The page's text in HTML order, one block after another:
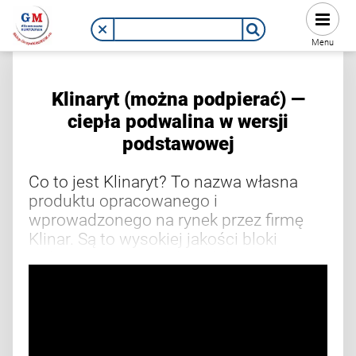
Menu
Klinaryt (można podpierać) —
ciepła podwalina w wersji
podstawowej
Co to jest Klinaryt? To nazwa własna
produktu opracowanego i
wprowadzonego na rynek przez firmę
Klinar. Są to wysokiej jakości bloki